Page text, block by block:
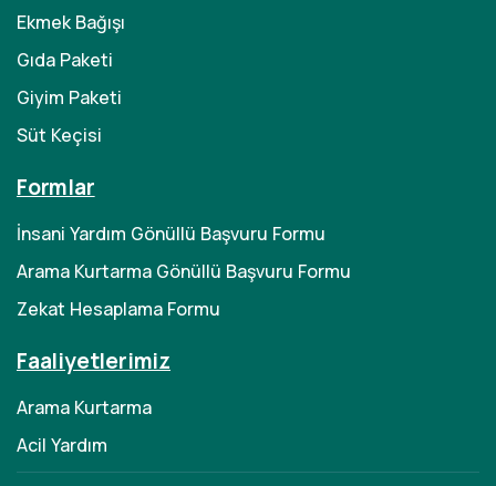
Ekmek Bağışı
Gıda Paketi
Giyim Paketi
Süt Keçisi
Formlar
İnsani Yardım Gönüllü Başvuru Formu
Arama Kurtarma Gönüllü Başvuru Formu
Zekat Hesaplama Formu
Faaliyetlerimiz
Arama Kurtarma
Acil Yardım